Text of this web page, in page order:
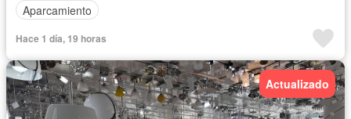
Aparcamiento
Hace 1 día, 19 horas
Actualizado